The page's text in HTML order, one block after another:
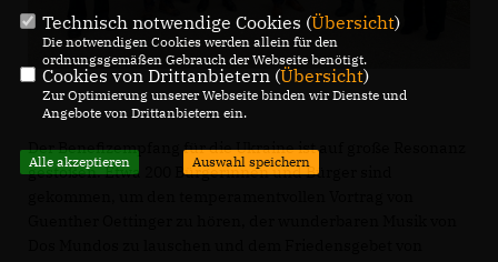
Der Benefizempfang für die Ukraine ist auf große Resonanz
gestoßen. Etwa 200 Bürgerinnen und Bürger sind
Technisch notwendige Cookies (Übersicht)
Die notwendigen Cookies werden allein für den
ordnungsgemäßen Gebrauch der Webseite benötigt.
Cookies von Drittanbietern (Übersicht)
Zur Optimierung unserer Webseite binden wir Dienste und
Angebote von Drittanbietern ein.
Alle akzeptieren Auswahl speichern